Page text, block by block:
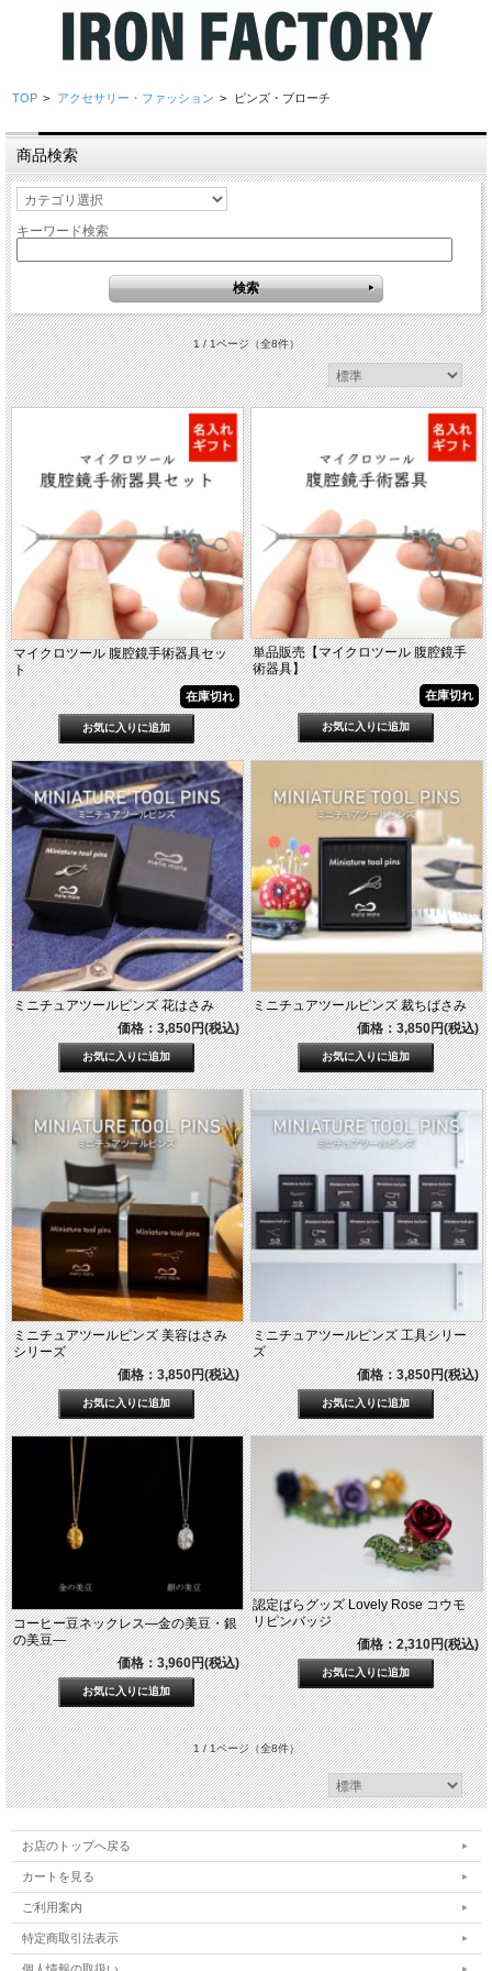
TOP > アクセサリー・ファッション > ピンズ・ブローチ
商品検索
キーワード検索
1 / 1ページ（全8件）
マイクロツール 腹腔鏡手術器具セッ
ト
在庫切れ
単品販売【マイクロツール 腹腔鏡手
術器具】
在庫切れ
ミニチュアツールピンズ 花はさみ
価格：3,850円(税込)
ミニチュアツールピンズ 裁ちばさみ
価格：3,850円(税込)
ミニチュアツールピンズ 美容はさみ
シリーズ
価格：3,850円(税込)
ミニチュアツールピンズ 工具シリー
ズ
価格：3,850円(税込)
コーヒー豆ネックレス―金の美豆・銀
の美豆―
価格：3,960円(税込)
認定ばらグッズ Lovely Rose コウモ
リピンバッジ
価格：2,310円(税込)
1 / 1ページ（全8件）
お店のトップへ戻る
カートを見る
ご利用案内
特定商取引法表示